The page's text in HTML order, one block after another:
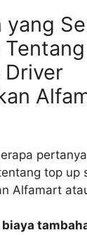
yang
Driver
top up
Alfamart
biaya